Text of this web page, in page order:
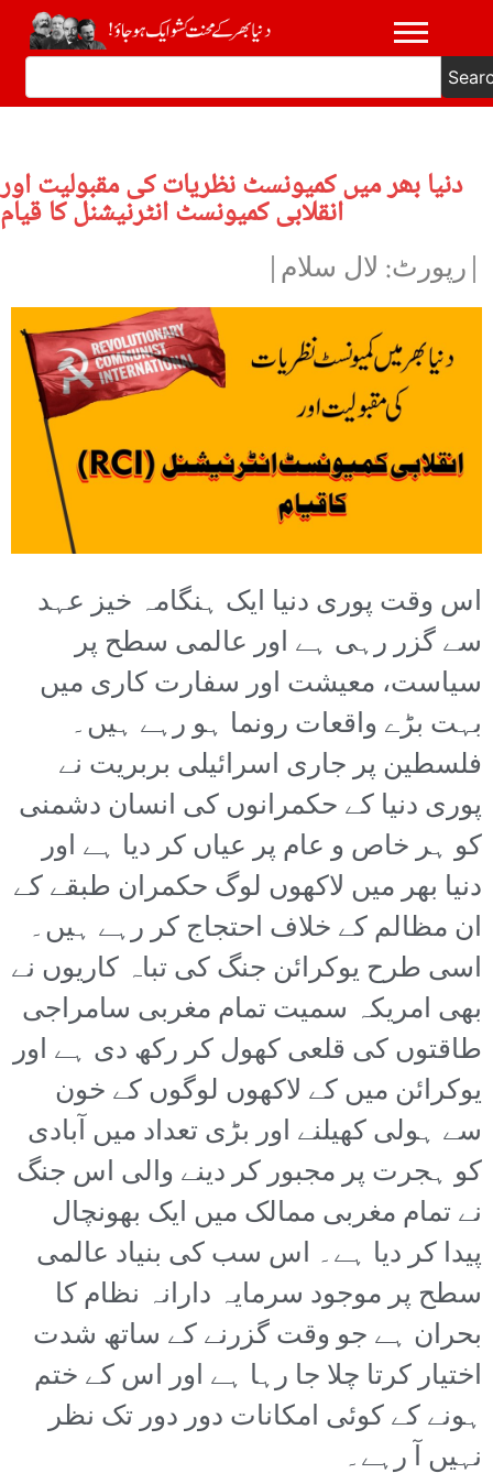
دنیا بھر میں کمیونسٹ نظریات کی مقبولیت اور
انقلابی کمیونسٹ انٹرنیشنل کا قیام
|رپورٹ: لال سلام|
اس وقت پوری دنیا ایک ہنگامہ خیز عہد
سے گزر رہی ہے اور عالمی سطح پر
سیاست، معیشت اور سفارت کاری میں
بہت بڑے واقعات رونما ہو رہے ہیں۔
فلسطین پر جاری اسرائیلی بربریت نے
پوری دنیا کے حکمرانوں کی انسان دشمنی
کو ہر خاص و عام پر عیاں کر دیا ہے اور
دنیا بھر میں لاکھوں لوگ حکمران طبقے کے
ان مظالم کے خلاف احتجاج کر رہے ہیں۔
اسی طرح یوکرائن جنگ کی تباہ کاریوں نے
بھی امریکہ سمیت تمام مغربی سامراجی
طاقتوں کی قلعی کھول کر رکھ دی ہے اور
یوکرائن میں کے لاکھوں لوگوں کے خون
سے ہولی کھیلنے اور بڑی تعداد میں آبادی
کو ہجرت پر مجبور کر دینے والی اس جنگ
نے تمام مغربی ممالک میں ایک بھونچال
پیدا کر دیا ہے۔ اس سب کی بنیاد عالمی
سطح پر موجود سرمایہ دارانہ نظام کا
بحران ہے جو وقت گزرنے کے ساتھ شدت
اختیار کرتا چلا جا رہا ہے اور اس کے ختم
ہونے کے کوئی امکانات دور دور تک نظر
نہیں آ رہے۔